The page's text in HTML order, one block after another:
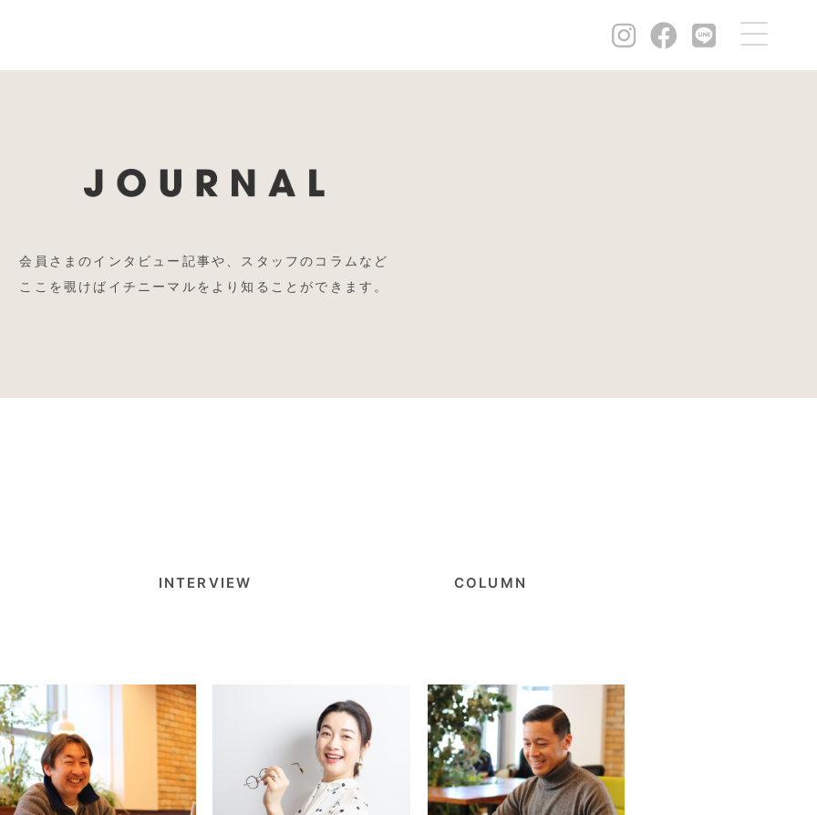
会員さまのインタビュー記事や、スタッフのコラムなど
ここを覗けばイチニーマルをより知ることができます。
INTERVIEW COLUMN